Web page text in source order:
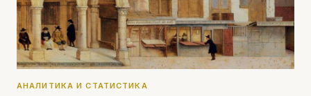
АНАЛИТИКА И СТАТИСТИКА